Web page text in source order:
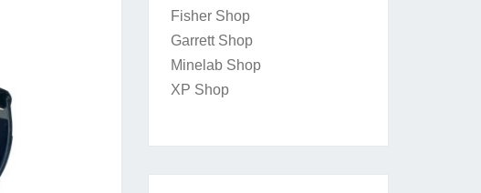
Fisher Shop
Garrett Shop
Minelab Shop
XP Shop